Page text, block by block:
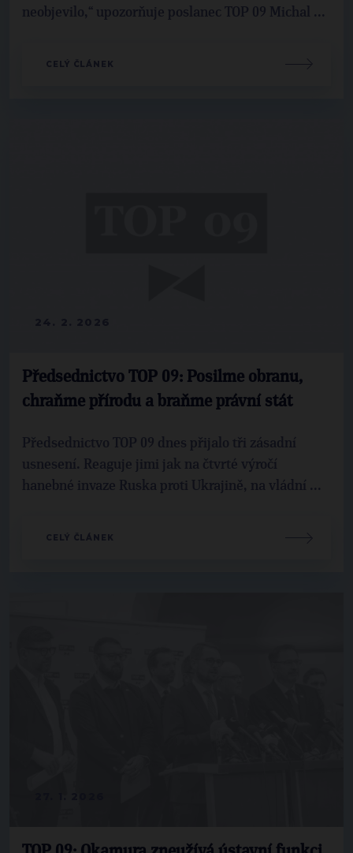
neobjevilo,“ upozorňuje poslanec TOP 09 Michal ...
CELÝ ČLÁNEK
Předsednictvo TOP 09: Posilme obranu,
chraňme přírodu a braňme právní stát
Předsednictvo TOP 09 dnes přijalo tři zásadní
usnesení. Reaguje jimi jak na čtvrté výročí
hanebné invaze Ruska proti Ukrajině, na vládní ...
CELÝ ČLÁNEK